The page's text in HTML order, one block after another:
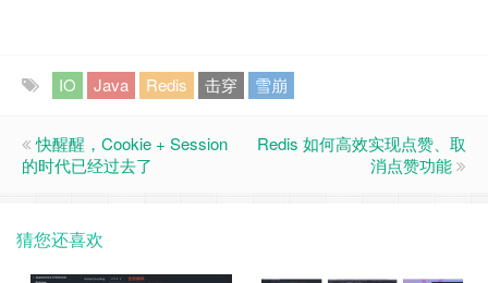
IO Java Redis 击穿 雪崩
快醒醒，Cookie + Session
的时代已经过去了
Redis 如何高效实现点赞、取
消点赞功能
猜您还喜欢